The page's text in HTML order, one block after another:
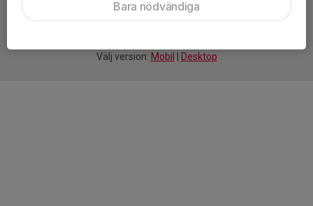
Välj version: Mobil Desktop
Bara nödvändiga